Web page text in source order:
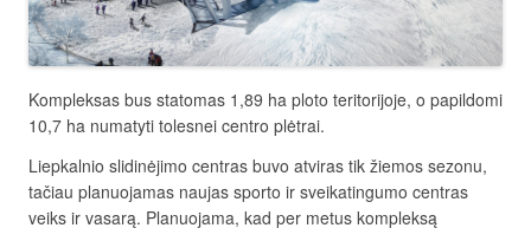
Kompleksas bus statomas 1,89 ha ploto teritorijoje, o papildomi
10,7 ha numatyti tolesnei centro plėtrai.
Liepkalnio slidinėjimo centras buvo atviras tik žiemos sezonu,
tačiau planuojamas naujas sporto ir sveikatingumo centras
veiks ir vasarą. Planuojama, kad per metus kompleksą